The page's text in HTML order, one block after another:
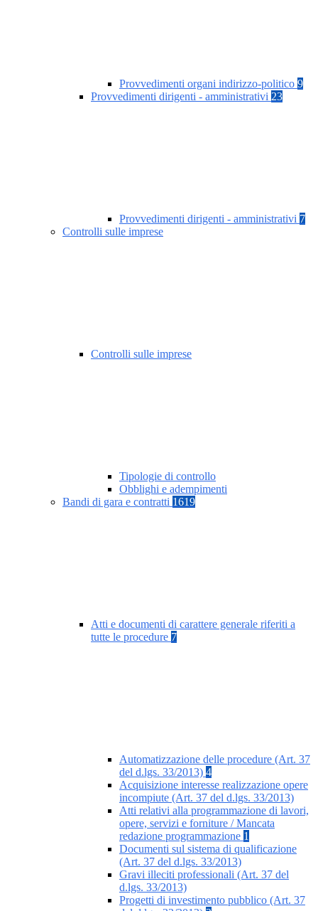
Provvedimenti organi indirizzo-politico 9
Provvedimenti dirigenti - amministrativi 23
Provvedimenti dirigenti - amministrativi 7
Controlli sulle imprese
Controlli sulle imprese
Tipologie di controllo
Obblighi e adempimenti
Bandi di gara e contratti 1619
Atti e documenti di carattere generale riferiti a
tutte le procedure 7
Automatizzazione delle procedure (Art. 37
del d.lgs. 33/2013) 4
Acquisizione interesse realizzazione opere
incompiute (Art. 37 del d.lgs. 33/2013)
Atti relativi alla programmazione di lavori,
opere, servizi e forniture / Mancata
redazione programmazione 1
Documenti sul sistema di qualificazione
(Art. 37 del d.lgs. 33/2013)
Gravi illeciti professionali (Art. 37 del
d.lgs. 33/2013)
Progetti di investimento pubblico (Art. 37